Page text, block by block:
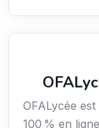
OFALycée
100 % en